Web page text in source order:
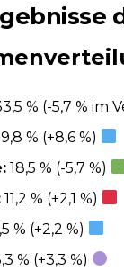
% (-5,7 % im
% (+8,6 %)
18,5 % (-5,7 %)
11,2 % (+2,1 %)
% (+2,2 %)
% (+3,3 %)